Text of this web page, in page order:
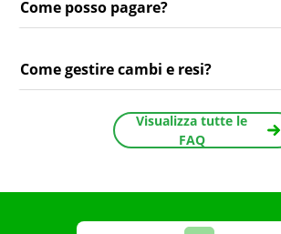
Come posso pagare?
Come gestire cambi e resi?
Visualizza tutte le
FAQ